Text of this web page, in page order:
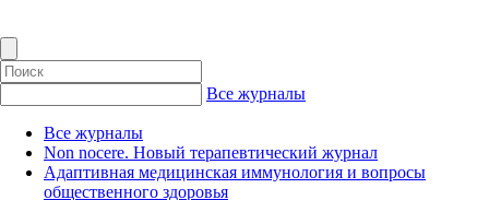
Все журналы
Все журналы
Non nocere. Новый терапевтический журнал
Адаптивная медицинская иммунология и вопросы
общественного здоровья